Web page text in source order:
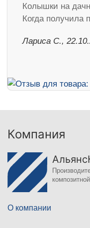
Колышки на
Когда получила
Лариса С.,
Компания
О компании